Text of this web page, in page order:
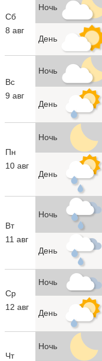
Сб
8 авг
Ночь
День
Вс
9 авг
Ночь
День
Пн
10 авг
Ночь
День
Вт
11 авг
Ночь
День
Ср
12 авг
Ночь
День
Чт
Ночь